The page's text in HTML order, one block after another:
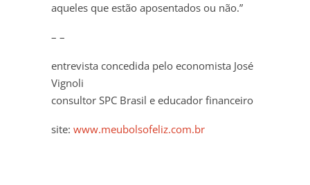
aqueles que estão aposentados ou não.”
– –
entrevista concedida pelo economista José
Vignoli
consultor SPC Brasil e educador financeiro
site: www.meubolsofeliz.com.br